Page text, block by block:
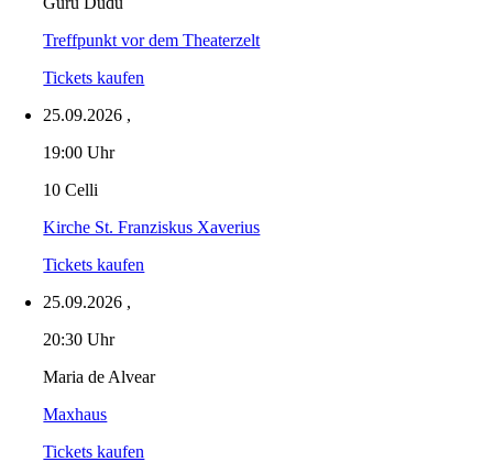
Treffpunkt vor dem Theaterzelt
Tickets kaufen
25.09.2026 ,
19:00 Uhr
10 Celli
Kirche St. Franziskus Xaverius
Tickets kaufen
25.09.2026 ,
20:30 Uhr
Maria de Alvear
Maxhaus
Tickets kaufen